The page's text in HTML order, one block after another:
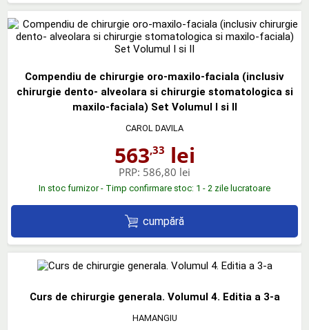
Compendiu de chirurgie oro-maxilo-faciala (inclusiv
chirurgie dento- alveolara si chirurgie stomatologica si
maxilo-faciala) Set Volumul I si II
CAROL DAVILA
563,33 lei
PRP: 586,80 lei
In stoc furnizor - Timp confirmare stoc: 1 - 2 zile lucratoare
cumpără
Curs de chirurgie generala. Volumul 4. Editia a 3-a
HAMANGIU